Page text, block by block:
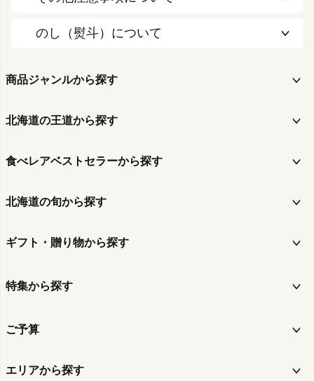
のし（熨斗）について
商品ジャンルから探す
北海道の王道から探す
食べレアベストセラーから探す
北海道の旬から探す
ギフト・贈り物から探す
特集から探す
ご予算
エリアから探す